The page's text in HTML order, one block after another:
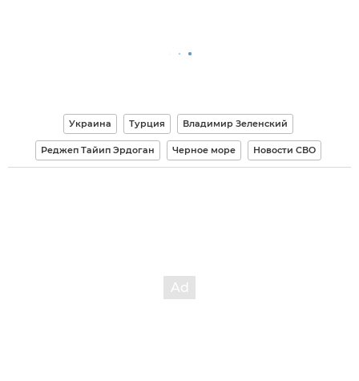
Украина Турция Владимир Зеленский
Реджеп Тайип Эрдоган Черное море Новости СВО